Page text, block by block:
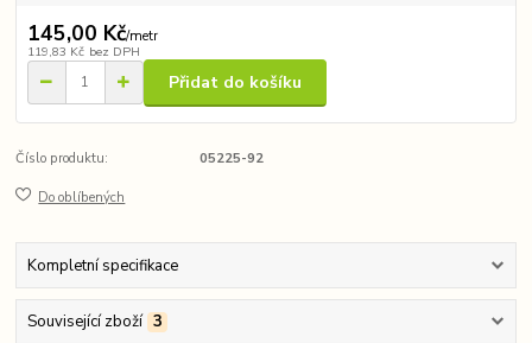
145,00 Kč/metr
119,83 Kč bez DPH
Přidat do košíku
Číslo produktu: 05225-92
Do oblíbených
Kompletní specifikace
Související zboží 3